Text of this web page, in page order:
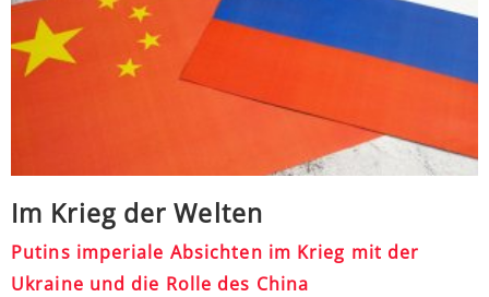
Im Krieg der Welten
Putins imperiale Absichten im Krieg mit der
Ukraine und die Rolle des China